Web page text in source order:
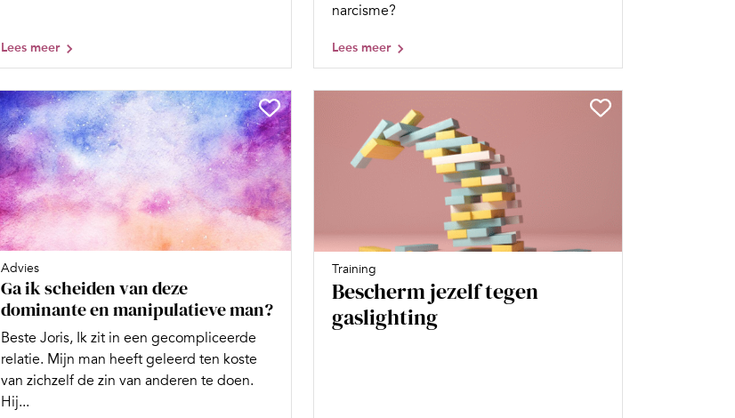
Lees meer
narcisme?
Lees meer
Advies
Ga ik scheiden van deze
dominante en manipulatieve man?
Beste Joris, Ik zit in een gecompliceerde
relatie. Mijn man heeft geleerd ten koste
van zichzelf de zin van anderen te doen.
Hij...
Training
Bescherm jezelf tegen
gaslighting